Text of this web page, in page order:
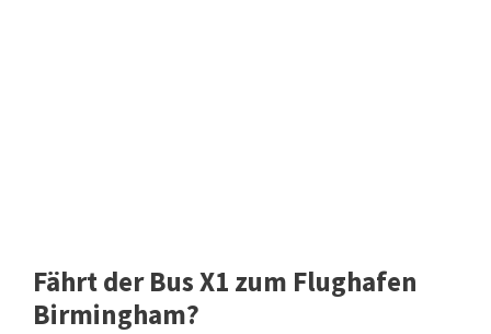
Fährt der Bus X1 zum Flughafen
Birmingham?